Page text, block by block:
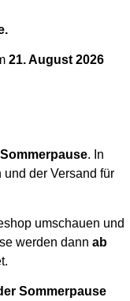
21. August 2026
Sommerpause. In
der Versand für
umschauen und
werden dann ab
Sommerpause